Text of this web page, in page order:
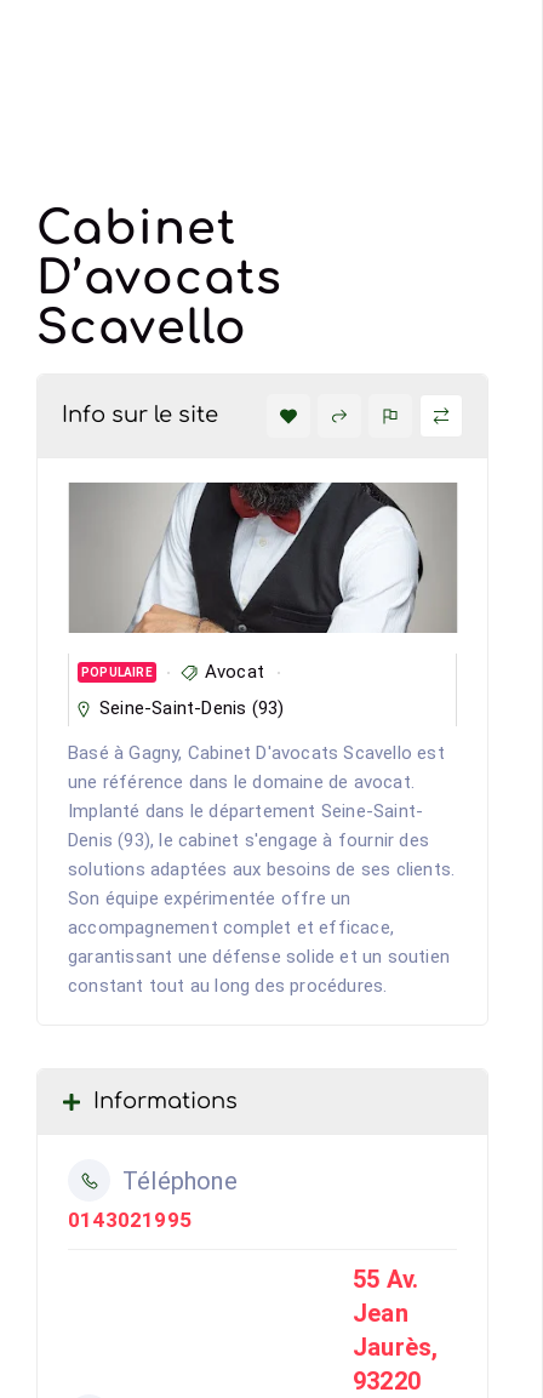
Cabinet
D’avocats
Scavello
Info sur le site
POPULAIRE
Avocat
Seine-Saint-Denis (93)
Basé à Gagny, Cabinet D'avocats Scavello est
une référence dans le domaine de avocat.
Implanté dans le département Seine-Saint-
Denis (93), le cabinet s'engage à fournir des
solutions adaptées aux besoins de ses clients.
Son équipe expérimentée offre un
accompagnement complet et efficace,
garantissant une défense solide et un soutien
constant tout au long des procédures.
Informations
Téléphone
0143021995
55 Av.
Jean
Jaurès,
93220